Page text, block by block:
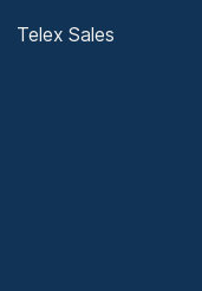
Telex Sales